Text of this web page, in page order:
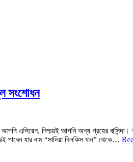
সংশোধন
আপনি এলিয়েন, নিশ্চয়ই আপনি অন্য গ্রহের
যার নাম “সাদিয়া বিলকিস খান” থেকে…